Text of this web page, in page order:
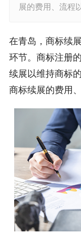
展的费用、流程
在青岛，商标续
环节。商标注册
续展以维持商标
商标续展的费用